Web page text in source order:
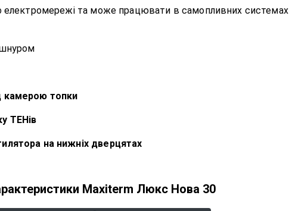
електромережі та може працювати в самопливних системах
шнуром
камерою топки
ТЕНів
на нижніх дверцятах
Maxiterm Люкс Нова 30